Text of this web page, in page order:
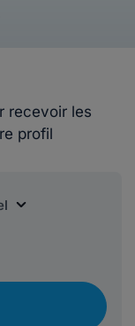
recevoir les
profil